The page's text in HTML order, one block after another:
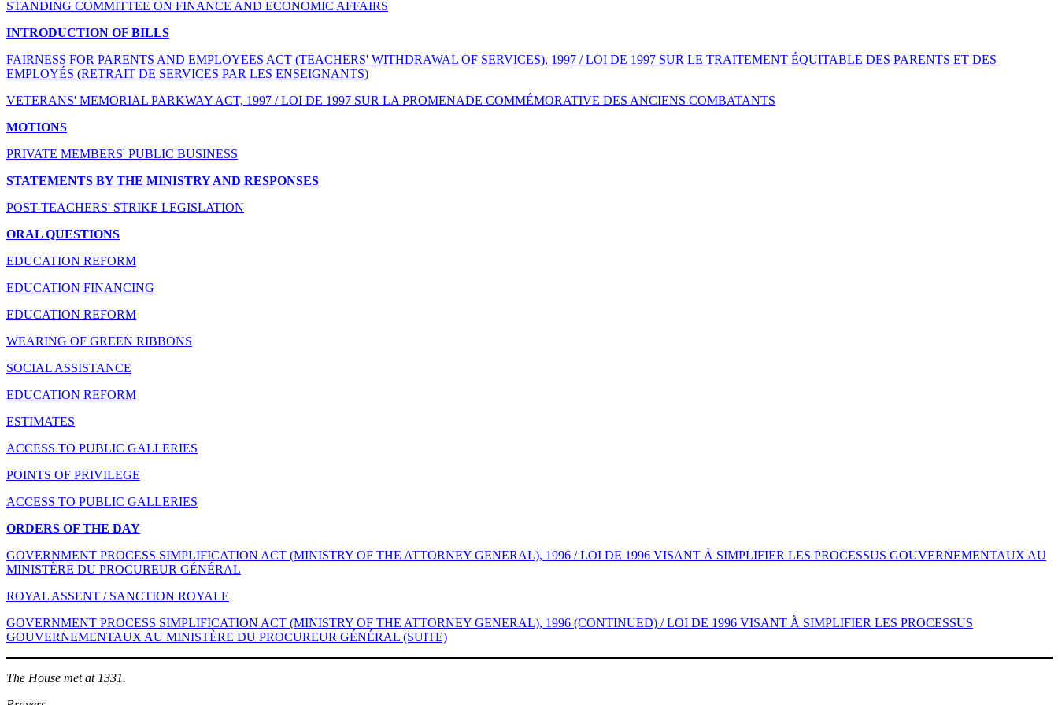
STANDING COMMITTEE ON FINANCE AND ECONOMIC AFFAIRS
INTRODUCTION OF BILLS
FAIRNESS FOR PARENTS AND EMPLOYEES ACT (TEACHERS' WITHDRAWAL OF SERVICES), 1997 / LOI DE 1997 SUR LE TRAITEMENT ÉQUITABLE DES PARENTS ET DES
EMPLOYÉS (RETRAIT DE SERVICES PAR LES ENSEIGNANTS)
VETERANS' MEMORIAL PARKWAY ACT, 1997 / LOI DE 1997 SUR LA PROMENADE COMMÉMORATIVE DES ANCIENS COMBATANTS
MOTIONS
PRIVATE MEMBERS' PUBLIC BUSINESS
STATEMENTS BY THE MINISTRY AND RESPONSES
POST-TEACHERS' STRIKE LEGISLATION
ORAL QUESTIONS
EDUCATION REFORM
EDUCATION FINANCING
EDUCATION REFORM
WEARING OF GREEN RIBBONS
SOCIAL ASSISTANCE
EDUCATION REFORM
ESTIMATES
ACCESS TO PUBLIC GALLERIES
POINTS OF PRIVILEGE
ACCESS TO PUBLIC GALLERIES
ORDERS OF THE DAY
GOVERNMENT PROCESS SIMPLIFICATION ACT (MINISTRY OF THE ATTORNEY GENERAL), 1996 / LOI DE 1996 VISANT À SIMPLIFIER LES PROCESSUS GOUVERNEMENTAUX AU
MINISTÈRE DU PROCUREUR GÉNÉRAL
ROYAL ASSENT / SANCTION ROYALE
GOVERNMENT PROCESS SIMPLIFICATION ACT (MINISTRY OF THE ATTORNEY GENERAL), 1996 (CONTINUED) / LOI DE 1996 VISANT À SIMPLIFIER LES PROCESSUS
GOUVERNEMENTAUX AU MINISTÈRE DU PROCUREUR GÉNÉRAL (SUITE)
The House met at 1331.